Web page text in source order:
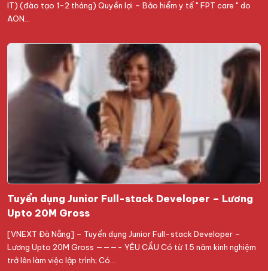
IT) (đào tạo 1-2 tháng) Quyền lợi – Bảo hiểm y tế ′′ FPT care ′′ do
AON…
Tuyển dụng Junior Full-stack Developer – Lương
Upto 20M Gross
[VNEXT Đà Nẵng] – Tuyển dụng Junior Full-stack Developer –
Lương Upto 20M Gross ———- YÊU CẦU Có từ 1.5 năm kinh nghiệm
trở lên làm việc lập trình; Có…